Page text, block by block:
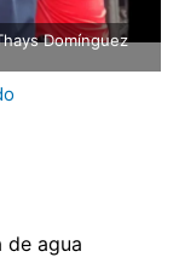
Domínguez
de agua